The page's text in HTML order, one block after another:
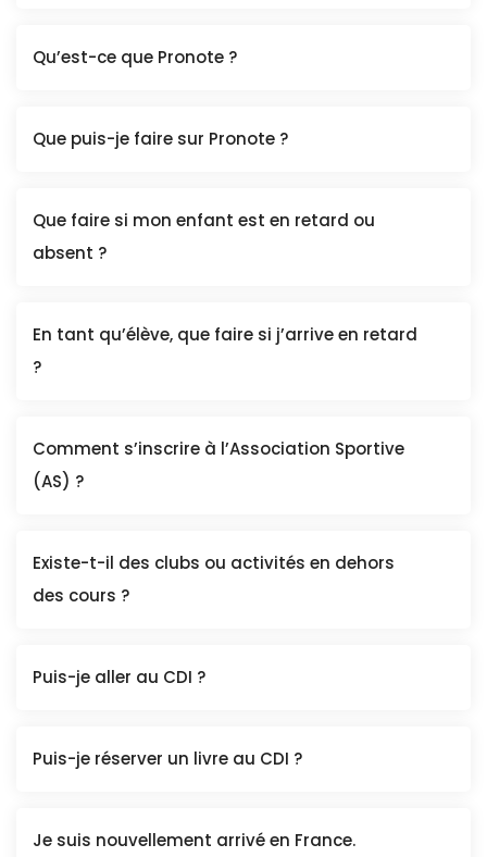
Qu’est-ce que Pronote ?
Que puis-je faire sur Pronote ?
Que faire si mon enfant est en retard ou
absent ?
En tant qu’élève, que faire si j’arrive en retard
?
Comment s’inscrire à l’Association Sportive
(AS) ?
Existe-t-il des clubs ou activités en dehors
des cours ?
Puis-je aller au CDI ?
Puis-je réserver un livre au CDI ?
Je suis nouvellement arrivé en France.